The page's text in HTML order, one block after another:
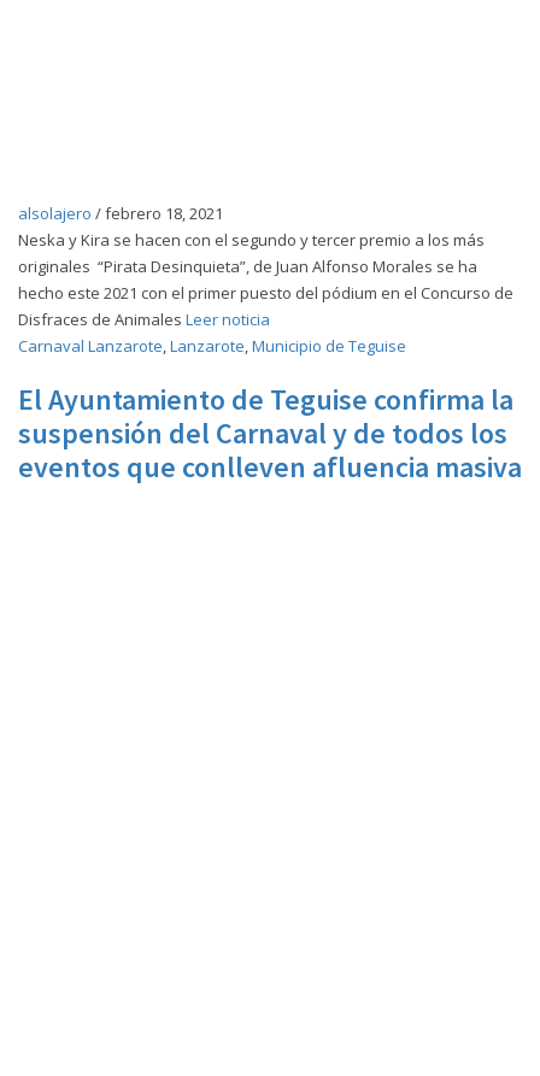
alsolajero /febrero 18, 2021
Neska y Kira se hacen con el segundo y tercer premio a los más
originales “Pirata Desinquieta”, de Juan Alfonso Morales se ha
hecho este 2021 con el primer puesto del pódium en el Concurso de
Disfraces de Animales Leer noticia
Carnaval Lanzarote,Lanzarote,Municipio de Teguise
El Ayuntamiento de Teguise confirma la
suspensión del Carnaval y de todos los
eventos que conlleven afluencia masiva